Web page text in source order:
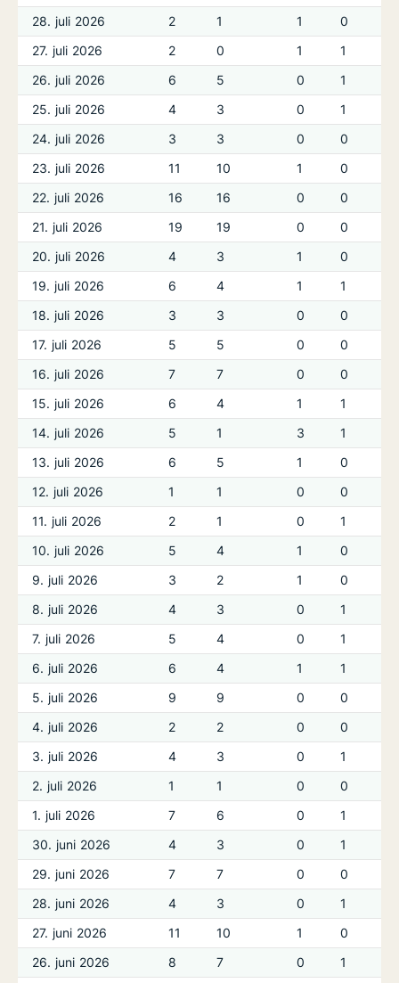
28. juli 2026
2 1 1
0
27. juli 2026
2 0 1
1
26. juli 2026
6 5 0
1
25. juli 2026
4 3 0
1
24. juli 2026
3 3 0
0
23. juli 2026
11 10 1
0
22. juli 2026
16 16 0
0
21. juli 2026
19 19 0
0
20. juli 2026
4 3 1
0
19. juli 2026
6 4 1
1
18. juli 2026
3 3 0
0
17. juli 2026
5 5 0
0
16. juli 2026
7 7 0
0
15. juli 2026
6 4 1
1
14. juli 2026
5 1 3
1
13. juli 2026
6 5 1
0
12. juli 2026
1 1 0
0
11. juli 2026
2 1 0
1
10. juli 2026
5 4 1
0
9. juli 2026
3 2 1
0
8. juli 2026
4 3 0
1
7. juli 2026
5 4 0
1
6. juli 2026
6 4 1
1
5. juli 2026
9 9 0
0
4. juli 2026
2 2 0
0
3. juli 2026
4 3 0
1
2. juli 2026
1 1 0
0
1. juli 2026
7 6 0
1
30. juni 2026
4 3 0
1
29. juni 2026
7 7 0
0
28. juni 2026
4 3 0
1
27. juni 2026
11 10 1
0
26. juni 2026
8 7 0 1